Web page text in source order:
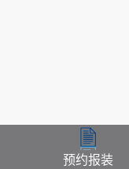
预约报装